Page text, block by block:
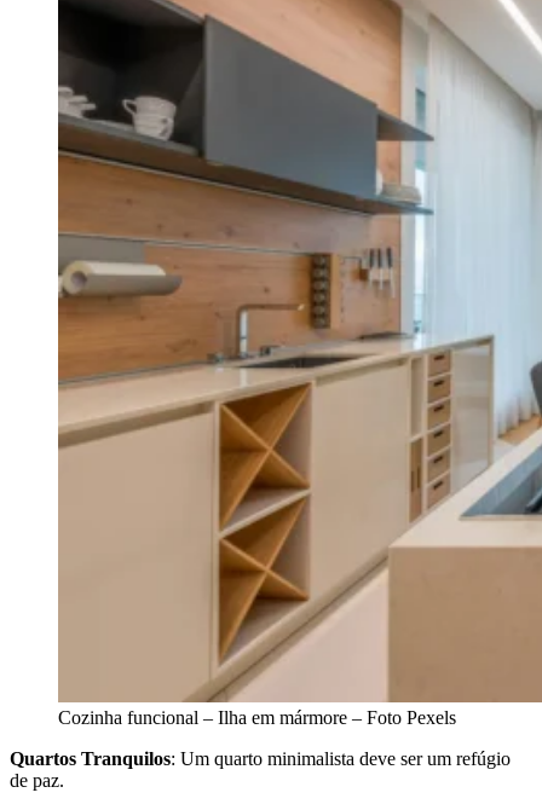
Cozinha funcional – Ilha em mármore – Foto Pexels
Quartos Tranquilos: Um quarto minimalista deve ser um refúgio
de paz.